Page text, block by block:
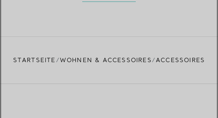
STARTSEITE WOHNEN & ACCESSOIRES ACCESSOIRES